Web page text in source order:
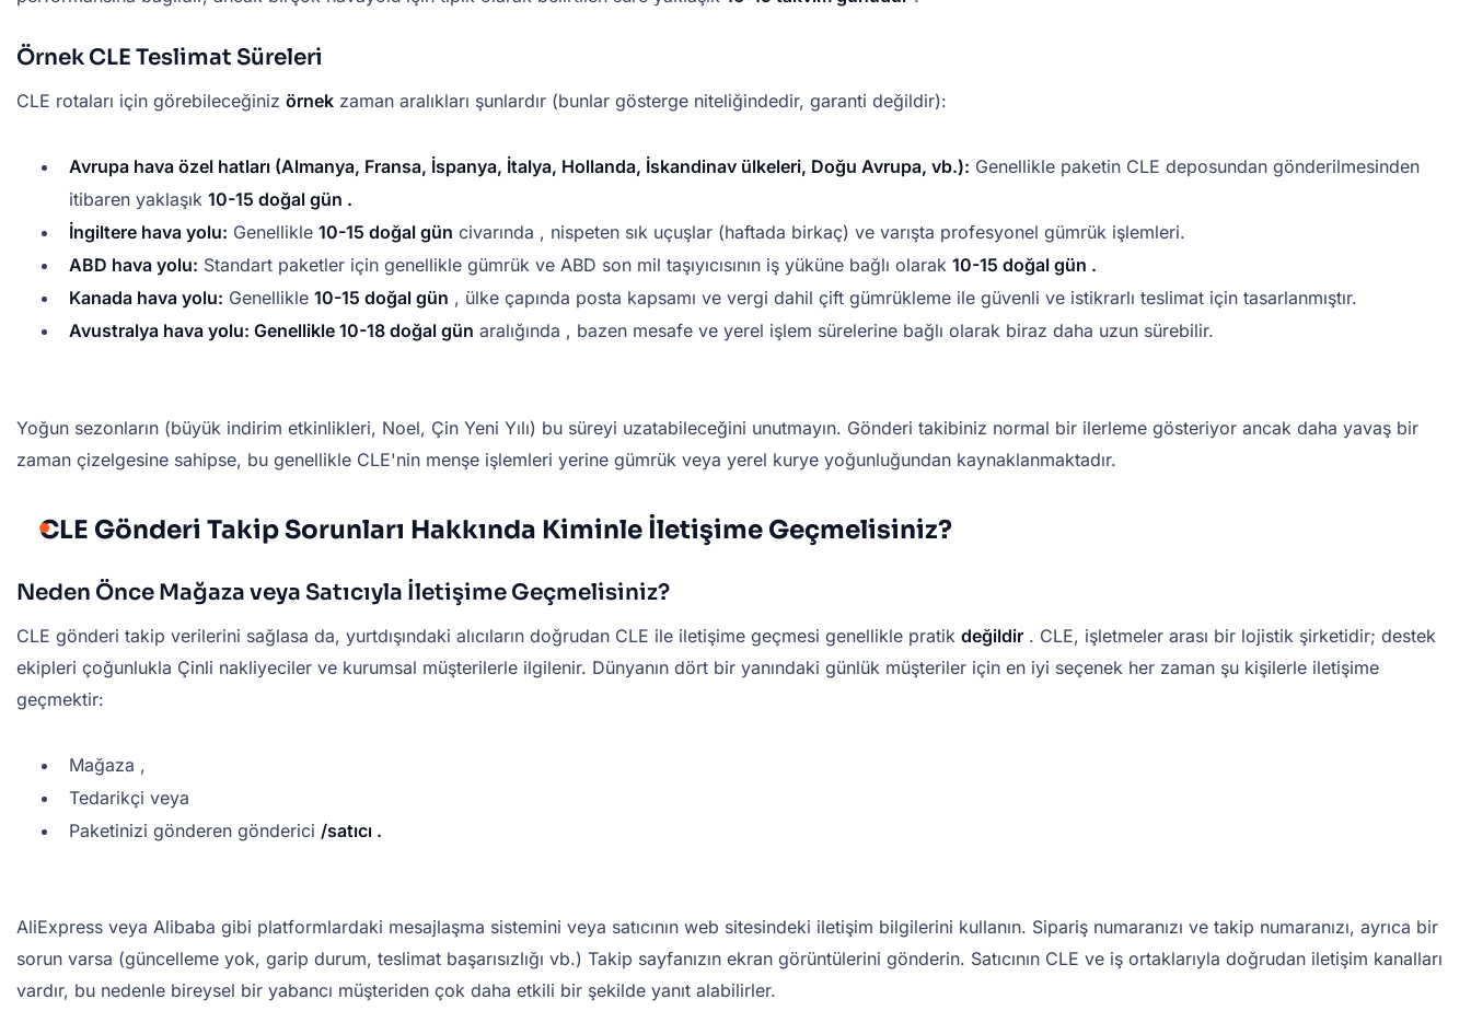
Örnek CLE Teslimat Süreleri
CLE rotaları için görebileceğiniz örnek zaman aralıkları şunlardır (bunlar gösterge niteliğindedir, garanti değildir):
Avrupa hava özel hatları (Almanya, Fransa, İspanya, İtalya, Hollanda, İskandinav ülkeleri, Doğu Avrupa, vb.): Genellikle paketin CLE deposundan gönderilmesinden
itibaren yaklaşık 10-15 doğal gün .
İngiltere hava yolu: Genellikle 10-15 doğal gün civarında , nispeten sık uçuşlar (haftada birkaç) ve varışta profesyonel gümrük işlemleri.
ABD hava yolu: Standart paketler için genellikle gümrük ve ABD son mil taşıyıcısının iş yüküne bağlı olarak 10-15 doğal gün .
Kanada hava yolu: Genellikle 10-15 doğal gün , ülke çapında posta kapsamı ve vergi dahil çift gümrükleme ile güvenli ve istikrarlı teslimat için tasarlanmıştır.
Avustralya hava yolu: Genellikle 10-18 doğal gün aralığında , bazen mesafe ve yerel işlem sürelerine bağlı olarak biraz daha uzun sürebilir.
Yoğun sezonların (büyük indirim etkinlikleri, Noel, Çin Yeni Yılı) bu süreyi uzatabileceğini unutmayın. Gönderi takibiniz normal bir ilerleme gösteriyor ancak daha yavaş bir
zaman çizelgesine sahipse, bu genellikle CLE'nin menşe işlemleri yerine gümrük veya yerel kurye yoğunluğundan kaynaklanmaktadır.
CLE Gönderi Takip Sorunları Hakkında Kiminle İletişime Geçmelisiniz?
Neden Önce Mağaza veya Satıcıyla İletişime Geçmelisiniz?
CLE gönderi takip verilerini sağlasa da, yurtdışındaki alıcıların doğrudan CLE ile iletişime geçmesi genellikle pratik değildir . CLE, işletmeler arası bir lojistik şirketidir; destek
ekipleri çoğunlukla Çinli nakliyeciler ve kurumsal müşterilerle ilgilenir. Dünyanın dört bir yanındaki günlük müşteriler için en iyi seçenek her zaman şu kişilerle iletişime
geçmektir:
Mağaza ,
Tedarikçi veya
Paketinizi gönderen gönderici /satıcı .
AliExpress veya Alibaba gibi platformlardaki mesajlaşma sistemini veya satıcının web sitesindeki iletişim bilgilerini kullanın. Sipariş numaranızı ve takip numaranızı, ayrıca bir
sorun varsa (güncelleme yok, garip durum, teslimat başarısızlığı vb.) Takip sayfanızın ekran görüntülerini gönderin. Satıcının CLE ve iş ortaklarıyla doğrudan iletişim kanalları
vardır, bu nedenle bireysel bir yabancı müşteriden çok daha etkili bir şekilde yanıt alabilirler.